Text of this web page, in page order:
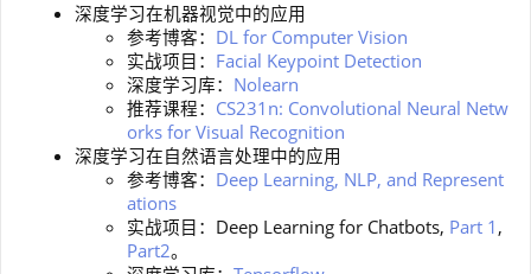
深度学习在机器视觉中的应用
参考博客： DL for Computer Vision
实战项目： Facial Keypoint Detection
深度学习库： Nolearn
推荐课程： CS231n: Convolutional Neural Netw
orks for Visual Recognition
深度学习在自然语言处理中的应用
参考博客： Deep Learning, NLP, and Represent
ations
实战项目：Deep Learning for Chatbots, Part 1 ,
Part2。